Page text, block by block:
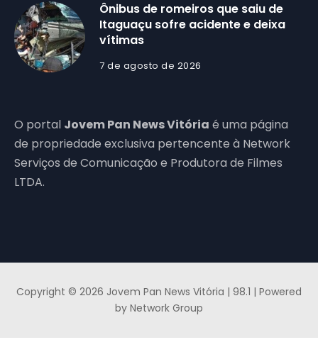
Ônibus de romeiros que saiu de
Itaguaçu sofre acidente e deixa
vítimas
7 de agosto de 2026
O portal Jovem Pan News Vitória é uma página
de propriedade exclusiva pertencente à Network
Serviços de Comunicação e Produtora de Filmes
LTDA.
Copyright © 2026 Jovem Pan News Vitória | 98.1 | Powered
by Network Group